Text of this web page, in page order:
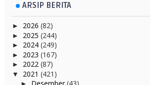
ARSIP BERITA
► 2026 (82)
► 2025 (244)
► 2024 (249)
► 2023 (167)
► 2022 (87)
▼ 2021 (421)